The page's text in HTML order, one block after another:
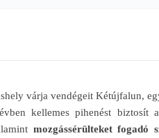
várja vendégeit Kétújfalun,
kellemes pihenést
mozgássérülteket fogadó